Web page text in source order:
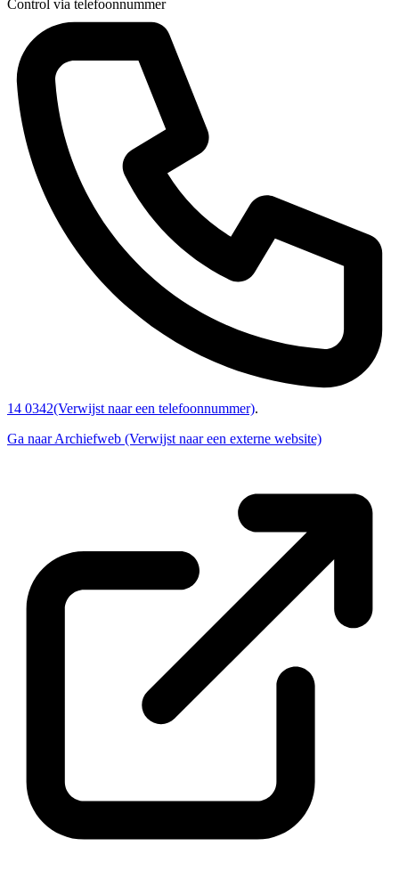
Control via telefoonnummer
14 0342(Verwijst naar een telefoonnummer).
Ga naar Archiefweb (Verwijst naar een externe website)